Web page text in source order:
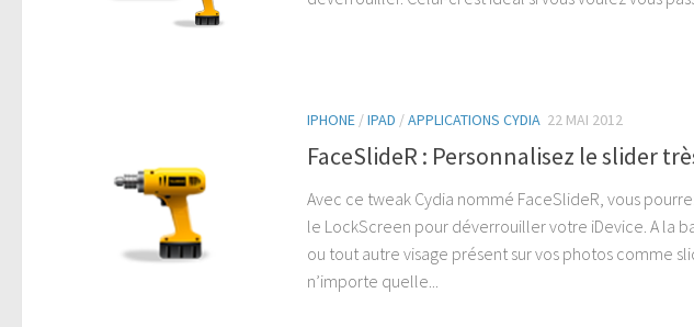
IPHONE /IPAD /APPLICATIONS CYDIA 22 MAI 2012
FaceSlideR : Personnalisez le slider
Avec ce tweak Cydia nommé FaceSlideR, vous
le LockScreen pour déverrouiller votre iDevice. A la
ou tout autre visage présent sur vos photos comme
n’importe quelle...